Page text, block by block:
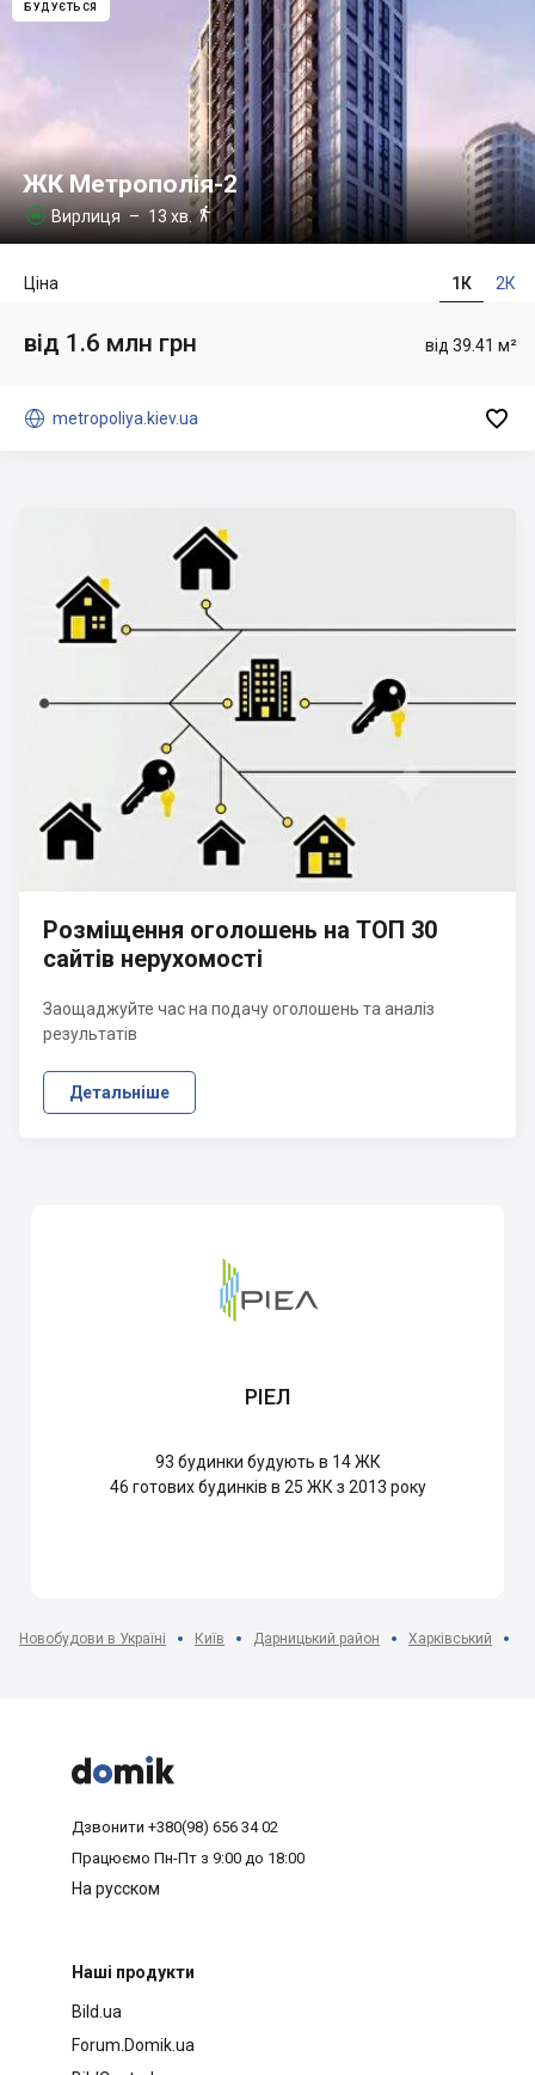
БУДУЄТЬСЯ
ЖК Метрополія-2
 Вирлиця– 13 хв.
1К 2К
Ціна
від 39.41 м²
від 1.6 млн грн
 metropoliya.kiev.ua 
Розміщення оголошень на ТОП 30
сайтів нерухомості
Заощаджуйте час на подачу оголошень та аналіз
результатів
Детальніше
РІЕЛ
93 будинки будують в 14 ЖК
46 готових будинків в 25 ЖК з 2013 року
Новобудови в Україні Київ Дарницький район Харківський



Дзвонити +380(98) 656 34 02
Працюємо Пн-Пт з 9:00 до 18:00
На русском
Наші продукти
Bild.ua
Forum.Domik.ua